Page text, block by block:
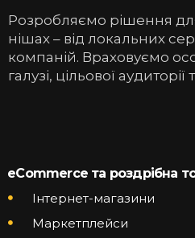
Розробляємо рішення для
нішах – від локальних
компаній. Враховуємо
галузі, цільової аудиторії
eCommerce та роздрібна
Інтернет-магазини
Маркетплейси